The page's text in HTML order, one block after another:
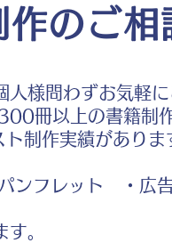
作のご
様問わずお気軽に
冊以上の書籍制作
制作実績がありま
フレット ・広
。